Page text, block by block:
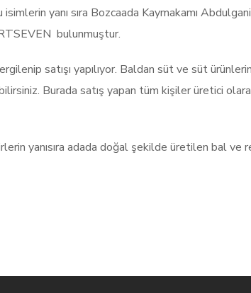
yanı sıra Bozcaada Kaymakamı
bulunmuştur.
satışı yapılıyor. Baldan süt ve süt
Burada satış yapan tüm kişiler üretici
yanısıra adada doğal şekilde üretilen bal ve